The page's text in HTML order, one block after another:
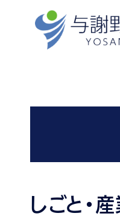
しごと・